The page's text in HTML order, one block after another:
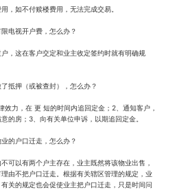
，如不付赎楼费用，无法完成交易。
电视开户费，怎么办？
，这在客户交定和业主收定签约时就有明确规
抵押（或被查封），怎么办？
力，在 更 短的时间内追回定金；2、通知客户，
的房；3、向有关单位申诉，以期追回定金。
的户口迁走，怎么办？
可以有两个户主存在，业主既然将该物业出售，
由不把户口迁走。根据有关辖区管理的规定，业
关的规定也会促使业主把户口迁走，只是时间问